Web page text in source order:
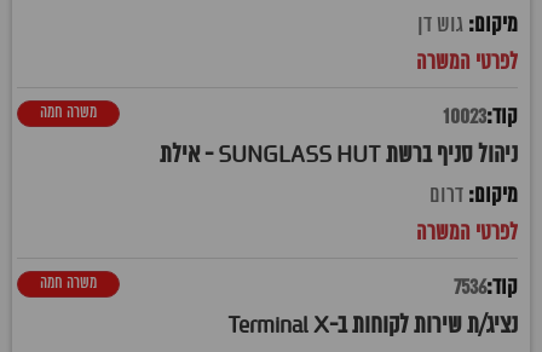
גוש דן
10023
ניהול סניף ברשת SUNGLASS HUT - אילת
משרה חמה
דרום
7536
נציג/ת שירות לקוחות ב-Terminal X
משרה חמה